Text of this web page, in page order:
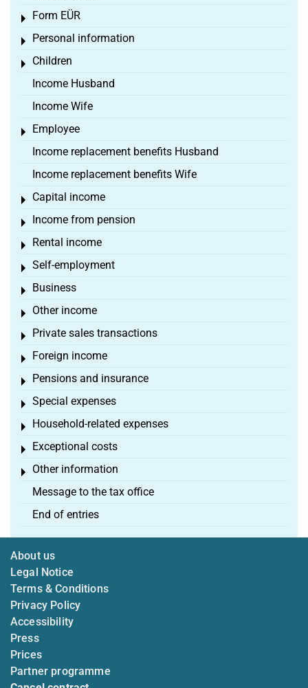
Form EÜR
Toggle menu
Personal information
Toggle menu
Children
Toggle menu
Income Husband
Income Wife
Employee
Toggle menu
Income replacement benefits Husband
Income replacement benefits Wife
Capital income
Toggle menu
Income from pension
Toggle menu
Rental income
Toggle menu
Self-employment
Toggle menu
Business
Toggle menu
Other income
Toggle menu
Private sales transactions
Toggle menu
Foreign income
Toggle menu
Pensions and insurance
Toggle menu
Special expenses
Toggle menu
Household-related expenses
Toggle menu
Exceptional costs
Toggle menu
Other information
Toggle menu
Message to the tax office
End of entries
About us
Legal Notice
Terms & Conditions
Privacy Policy
Accessibility
Press
Prices
Partner programme